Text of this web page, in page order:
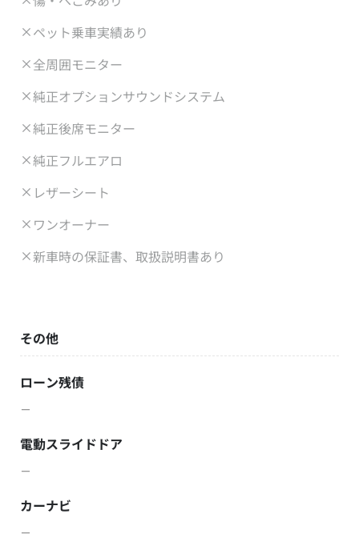
ペット乗車実績あり
全周囲モニター
純正オプションサウンドシステム
純正後席モニター
純正フルエアロ
レザーシート
ワンオーナー
新車時の保証書、取扱説明書あり
その他
ローン残債
－
電動スライドドア
－
カーナビ
－